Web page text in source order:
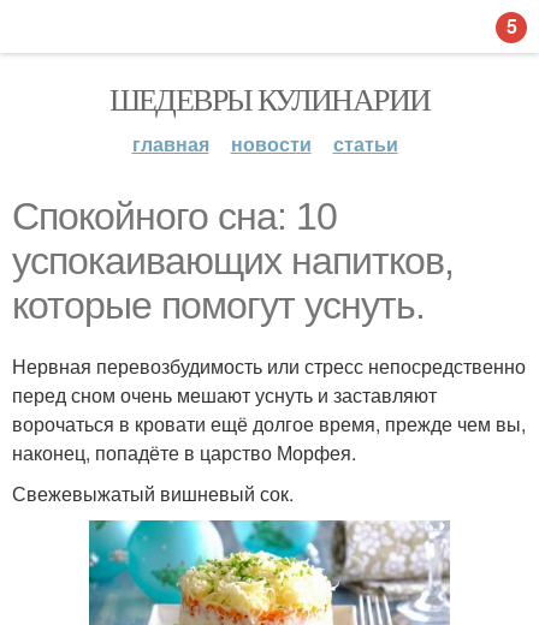
ШЕДЕВРЫ КУЛИНАРИИ
главная новости статьи
Спокойного сна: 10
успокаивающих напитков,
которые помогут уснуть.
Нервная перевозбудимость или стресс непосредственно
перед сном очень мешают уснуть и заставляют
ворочаться в кровати ещё долгое время, прежде чем вы,
наконец, попадёте в царство Морфея.
Свежевыжатый вишневый сок.
5